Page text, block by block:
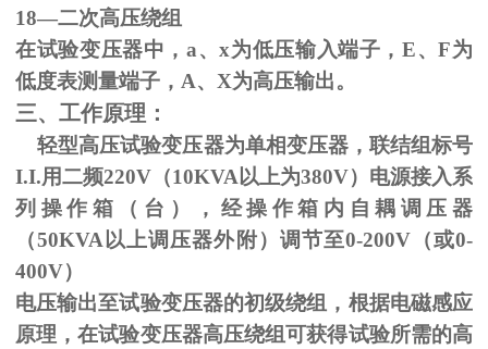
18—二次高压绕组
在试验变压器中，a、x为低压输入端子，E、F为
低度表测量端子， A、 X为高压输出。
三、工作原理：
轻型高压试验变压器为单相变压器，联结组标号
I.I.用二频220V （10KVA 以上为380V）电源接入系
列操作箱（台），经操作箱内自耦调压器
（50KVA 以上调压器外附）调节至0-200V（或0-
400V）
电压输出至试验变压器的初级绕组，根据电磁感应
原理，在试验变压器高压绕组可获得试验所需的高